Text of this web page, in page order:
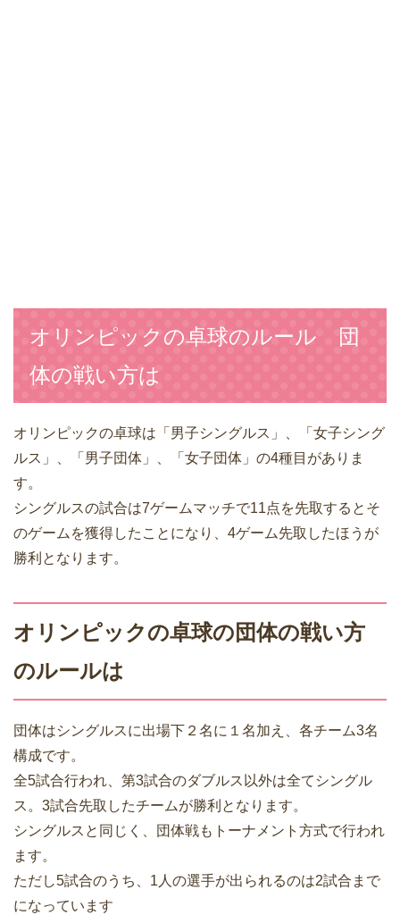
オリンピックの卓球のルール 団
体の戦い方は
オリンピックの卓球は「男子シングルス」、「女子シング
ルス」、「男子団体」、「女子団体」の4種目がありま
す。
シングルスの試合は7ゲームマッチで11点を先取するとそ
のゲームを獲得したことになり、4ゲーム先取したほうが
勝利となります。
オリンピックの卓球の団体の戦い方
のルールは
団体はシングルスに出場下２名に１名加え、各チーム3名
構成です。
全5試合行われ、第3試合のダブルス以外は全てシングル
ス。3試合先取したチームが勝利となります。
シングルスと同じく、団体戦もトーナメント方式で行われ
ます。
ただし5試合のうち、1人の選手が出られるのは2試合まで
になっています